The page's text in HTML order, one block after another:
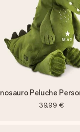
Peluche
39,99 €